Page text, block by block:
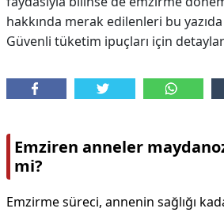
hakkında merak edilenleri bu
Güvenli tüketim ipuçları için
Emziren anneler
mi?
Emzirme süreci, annenin sağlığı